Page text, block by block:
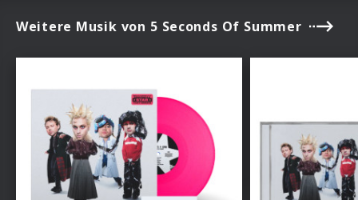
Weitere Musik von 5 Seconds Of Summer